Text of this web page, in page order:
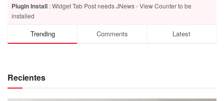
Plugin Install : Widget Tab Post needs JNews - View Counter to be
installed
Trending Comments Latest
Recientes